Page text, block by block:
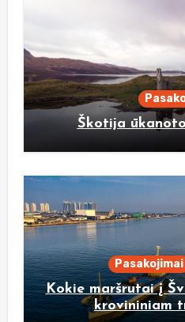
Škotija
Pasakojimai
Kokie maršrutai į
krovininiam